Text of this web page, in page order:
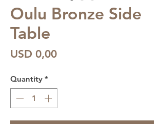
Oulu Bronze Side
Table
USD 0,00Price
Quantity *